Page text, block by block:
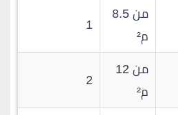
من 8.5
م²
1
من 12
م²
2